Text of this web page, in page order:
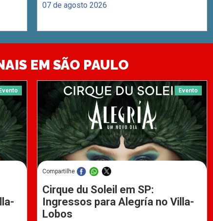
07 de agosto 2026
EM SÃO PAULO
Evento Evento
Compartilhe
Cirque du Soleil em SP:
Ingressos para Alegría no Villa-
Lobos